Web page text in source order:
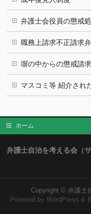
弁護士会役員の懲戒
職務上請求不正請求
塀の中からの懲戒請求
マスコミ等 紹介され
ホーム
弁護士自治を考える会（サ
Copyright © 弁護士
Powered byWordPress &